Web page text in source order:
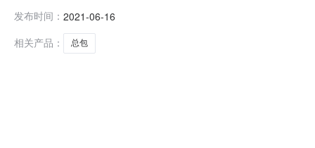
用酸碱采购项目标包一：通辽区域化学水处理用酸碱采
学水处理用酸碱采购辽宁北方亿林
发布时间： 2021-06-16
相关产品：
总包